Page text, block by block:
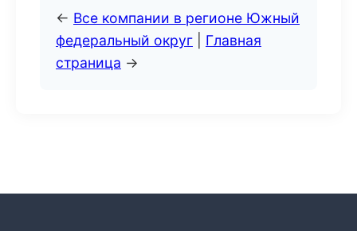
← Все компании в регионе Южный
федеральный округ
Главная
страница →